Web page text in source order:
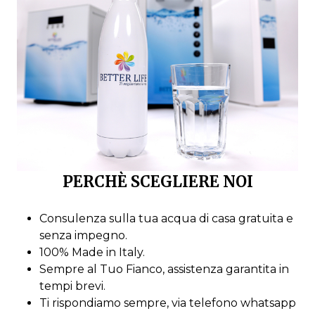
PERCHÈ SCEGLIERE NOI
Consulenza sulla tua acqua di casa gratuita e
senza impegno.
100% Made in Italy.
Sempre al Tuo Fianco, assistenza garantita in
tempi brevi.
Ti rispondiamo sempre, via telefono whatsapp